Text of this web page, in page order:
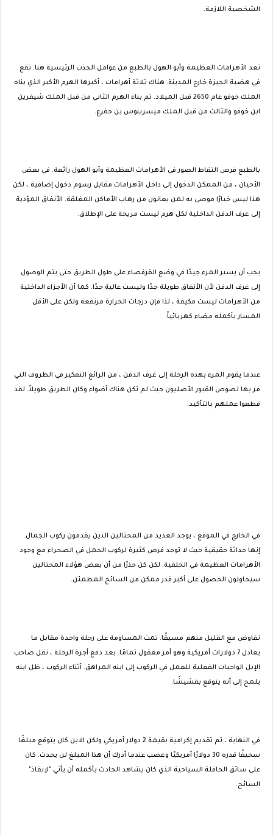
الشخصية اللازمة.
تعد الأهرامات العظيمة وأبو الهول بالطبع من عوامل الجذب الرئيسية هنا. تقع
في هضبة الجيزة خارج المدينة. هناك ثلاثة أهرامات ، أكبرها الهرم الأكبر الذي بناه
الملك خوفو عام 2650 قبل الميلاد. تم بناء الهرم الثاني من قبل الملك شيفرين
ابن خوفو والثالث من قبل الملك ميسرينوس بن خفرع.
بالطبع فرص التقاط الصور في الأهرامات العظيمة وأبو الهول رائعة. في بعض
الأحيان ، من الممكن الدخول إلى داخل الأهرامات مقابل رسوم دخول إضافية ، لكن
هذا ليس خيارًا موصى به لمن يعانون من رهاب الأماكن المغلقة. الأنفاق المؤدية
إلى غرف الدفن الداخلية لكل هرم ليست مريحة على الإطلاق.
يجب أن يسير المرء جيدًا في وضع القرفصاء على طول الطريق حتى يتم الوصول
إلى غرف الدفن لأن الأنفاق طويلة جدًا وليست عالية جدًا. كما أن الأجزاء الداخلية
من الأهرامات ليست مكيفة ، لذا فإن درجات الحرارة مرتفعة ولكن على الأقل
المسار بأكمله مضاء كهربائياً.
عندما يقوم المرء بهذه الرحلة إلى غرف الدفن ، من الرائع التفكير في الظروف التي
مر بها لصوص القبور الأصليون حيث لم تكن هناك أضواء وكان الطريق طويلاً. لقد
قطعوا عملهم بالتأكيد.
في الخارج في الموقع ، يوجد العديد من المحتالين الذين يقدمون ركوب الجمال.
إنها حداثة حقيقية حيث لا توجد فرص كثيرة لركوب الجمل في الصحراء مع وجود
الأهرامات العظيمة في الخلفية. لكن كن حذرًا من أن بعض هؤلاء المحتالين
سيحاولون الحصول على أكبر قدر ممكن من السائح المطمئن.
تفاوض مع القليل منهم مسبقًا. تمت المساومة على رحلة واحدة مقابل ما
يعادل 7 دولارات أمريكية وهو أمر معقول تمامًا. بعد دفع أجرة الرحلة ، نقل صاحب
الإبل الواجبات الفعلية للعمل في الركوب إلى ابنه المراهق. أثناء الركوب ، ظل ابنه
يلمح إلى أنه يتوقع بقشيشًا.
في النهاية ، تم تقديم إكرامية بقيمة 2 دولار أمريكي ولكن الابن كان يتوقع مبلغًا
سخيفًا قدره 30 دولارًا أمريكيًا وغضب عندما أدرك أن هذا المبلغ لن يحدث. كان
على سائق الحافلة السياحية الذي كان يشاهد الحادث بأكمله أن يأتي "لإنقاذ"
السائح.